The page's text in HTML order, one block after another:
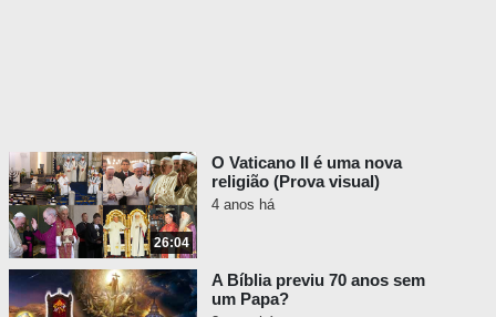
de 146.30 [metros], ou seja, 4.06
centímetros, que é a sua
capacidade de agrupamento. A
cabeça média tem o quê? 6 por
8? De ombro a ombro são 50.8
centímetros. Da cabeça à cintura
são 101.6 centímetros. E o
26:04
O Vaticano II é uma nova
religião (Prova visual)
4 anos há
A Bíblia previu 70 anos sem
um Papa?